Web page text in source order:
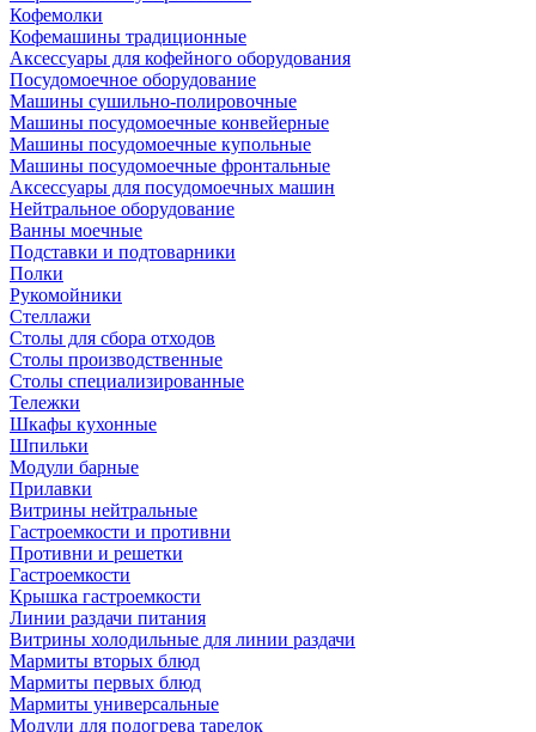
Кофемолки
Кофемашины традиционные
Аксессуары для кофейного оборудования
Посудомоечное оборудование
Машины сушильно-полировочные
Машины посудомоечные конвейерные
Машины посудомоечные купольные
Машины посудомоечные фронтальные
Аксессуары для посудомоечных машин
Нейтральное оборудование
Ванны моечные
Подставки и подтоварники
Полки
Рукомойники
Стеллажи
Столы для сбора отходов
Столы производственные
Столы специализированные
Тележки
Шкафы кухонные
Шпильки
Модули барные
Прилавки
Витрины нейтральные
Гастроемкости и противни
Противни и решетки
Гастроемкости
Крышка гастроемкости
Линии раздачи питания
Витрины холодильные для линии раздачи
Мармиты вторых блюд
Мармиты первых блюд
Мармиты универсальные
Модули для подогрева тарелок